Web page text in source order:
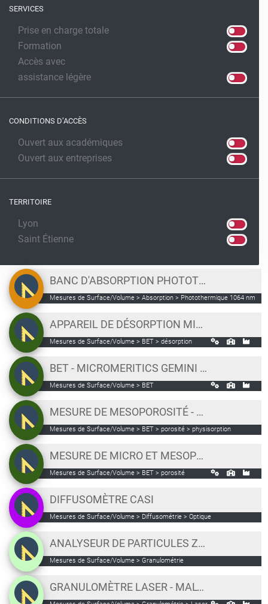
SERVICES
Prise en charge totale
Formation
Accès avec
assistance légère
CONDITIONS D’ACCÈS
Ouvert aux académiques
Ouvert aux entreprises
TERRITOIRE
Lyon
Saint Étienne
BANC D'ABSORPTION PHOTOTHERMIQUE À 1064 NM
Mesures de Surface/Volume > Absorption > Photothermique 1064 nm
APPAREIL DE DÉSORPTION MICROMERETICS SMART VAC PREP
Mesures de Surface/Volume > BET > désorption
BET - MICROMERITICS GEMINI VII 2390T
Mesures de Surface/Volume > BET
MESURE DE MESOPOROSITÉ - MICROMERITICS ASAP 2020
Mesures de Surface/Volume > BET > porosité > physisorption
MESURE DE MICRO ET MESOPOROSITÉ - MICROMERITICS 3 FLEX
Mesures de Surface/Volume > BET > porosité
DIFFUSOMÈTRE CASI
Mesures de Surface/Volume > Diffusométrie > Optique
ANALYSEUR DE PARTICULES ZETASIZER MALVERN [PLATEAU BIOTOP]
Mesures de Surface/Volume > Granulométrie
GRANULOMÈTRE LASER - MALVERN MASTERSIZER 2000